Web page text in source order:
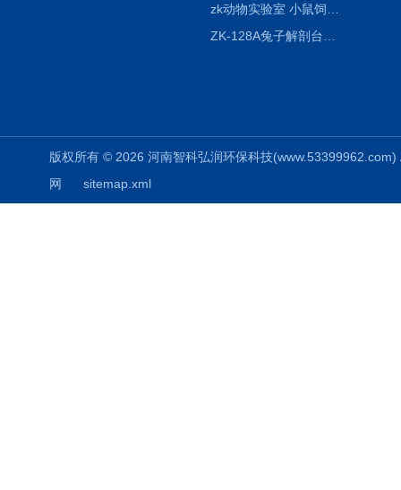
版权所有 © 2026 河南智科弘润环保科技
网
sitemap.xml